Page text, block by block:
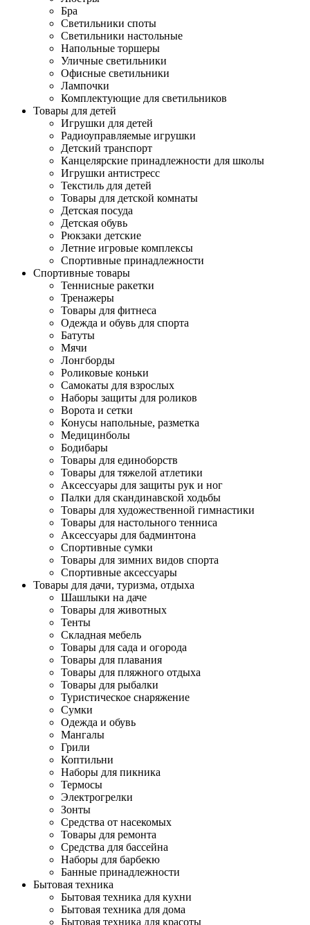
Бра
Светильники споты
Светильники настольные
Напольные торшеры
Уличные светильники
Офисные светильники
Лампочки
Комплектующие для светильников
Товары для детей
Игрушки для детей
Радиоуправляемые игрушки
Детский транспорт
Канцелярские принадлежности для школы
Игрушки антистресс
Текстиль для детей
Товары для детской комнаты
Детская посуда
Детская обувь
Рюкзаки детские
Летние игровые комплексы
Спортивные принадлежности
Спортивные товары
Теннисные ракетки
Тренажеры
Товары для фитнеса
Одежда и обувь для спорта
Батуты
Мячи
Лонгборды
Роликовые коньки
Самокаты для взрослых
Наборы защиты для роликов
Ворота и сетки
Конусы напольные, разметка
Медицинболы
Бодибары
Товары для единоборств
Товары для тяжелой атлетики
Аксессуары для защиты рук и ног
Палки для скандинавской ходьбы
Товары для художественной гимнастики
Товары для настольного тенниса
Аксессуары для бадминтона
Спортивные сумки
Товары для зимних видов спорта
Спортивные аксессуары
Товары для дачи, туризма, отдыха
Шашлыки на даче
Товары для животных
Тенты
Складная мебель
Товары для сада и огорода
Товары для плавания
Товары для пляжного отдыха
Товары для рыбалки
Туристическое снаряжение
Сумки
Одежда и обувь
Мангалы
Грили
Коптильни
Наборы для пикника
Термосы
Электрогрелки
Зонты
Средства от насекомых
Товары для ремонта
Средства для бассейна
Наборы для барбекю
Банные принадлежности
Бытовая техника
Бытовая техника для кухни
Бытовая техника для дома
Бытовая техника для красоты